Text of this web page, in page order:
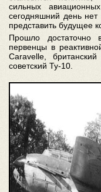
сильных
сегодняшний день
представить будущее
Прошло достаточно
первенцы в
Caravelle,
советский Ту-10.